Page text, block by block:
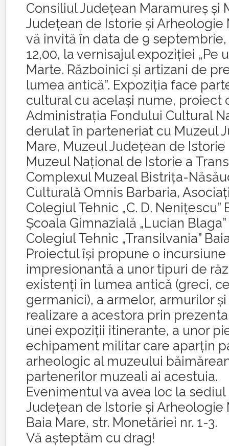
Consiliul Judeţean Maramureş şi
Judeţean de Istorie şi Arheologie
vă invită în data de 9
12,00, la vernisajul expoziţiei „Pe
Marte. Războinici şi artizani de
lumea antică”. Expoziţia face
cultural cu acelaşi nume, proiect
Administraţia Fondului Cultural
derulat în parteneriat cu Muzeul
Mare, Muzeul Judeţean de Istorie
Muzeul Naţional de Istorie a
Complexul Muzeal Bistriţa-
Culturală Omnis Barbaria,
Colegiul Tehnic „C. D. Neniţescu”
Şcoala Gimnazială „Lucian
Colegiul Tehnic „Transilvania”
Proiectul îşi propune o
impresionantă a unor tipuri de
existenţi în lumea antică (greci,
germanici), a armelor, armurilor
realizare a acestora prin
unei expoziţii itinerante, a unor
echipament militar care aparţin
arheologic al muzeului
partenerilor muzeali ai acestuia.
Evenimentul va avea loc la
Judeţean de Istorie şi Arheologie
Baia Mare, str. Monetăriei nr. 1-3.
Vă aşteptăm cu drag!